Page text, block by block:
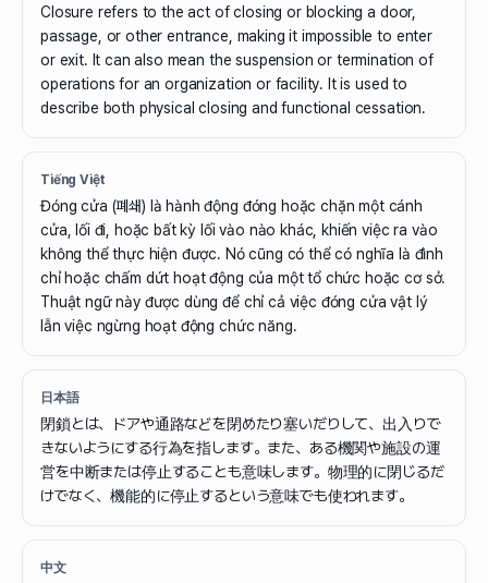
Closure refers to the act of closing or blocking a door,
passage, or other entrance, making it impossible to enter
or exit. It can also mean the suspension or termination of
operations for an organization or facility. It is used to
describe both physical closing and functional cessation.
Tiếng Việt
Đóng cửa (폐쇄) là hành động đóng hoặc chặn một cánh
cửa, lối đi, hoặc bất kỳ lối vào nào khác, khiến việc ra vào
không thể thực hiện được. Nó cũng có thể có nghĩa là đình
chỉ hoặc chấm dứt hoạt động của một tổ chức hoặc cơ sở.
Thuật ngữ này được dùng để chỉ cả việc đóng cửa vật lý
lẫn việc ngừng hoạt động chức năng.
日本語
閉鎖とは、ドアや通路などを閉めたり塞いだりして、出入りで
きないようにする行為を指します。また、ある機関や施設の運
営を中断または停止することも意味します。物理的に閉じるだ
けでなく、機能的に停止するという意味でも使われます。
中文